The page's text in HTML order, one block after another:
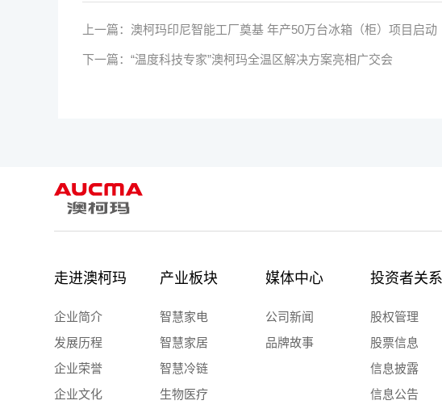
上一篇： 澳柯玛印尼智能工厂奠基 年产50万台冰箱（柜）项目启动
下一篇： “温度科技专家”澳柯玛全温区解决方案亮相广交会
走进澳柯玛
企业简介
发展历程
企业荣誉
企业文化
产业板块
智慧家电
智慧家居
智慧冷链
生物医疗
媒体中心
公司新闻
品牌故事
投资者关系
股权管理
股票信息
信息披露
信息公告